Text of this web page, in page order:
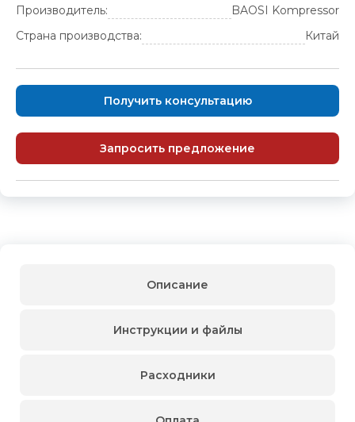
Производитель:
BAOSI Kompressor
Страна производства:
Китай
Получить консультацию
Запросить предложение
Описание
Инструкции и файлы
Расходники